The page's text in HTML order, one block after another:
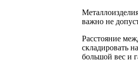
важно не
Расстояние
складировать
большой вес и